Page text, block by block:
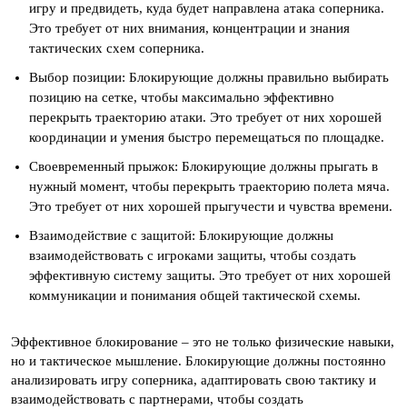
игру и предвидеть, куда будет направлена атака соперника.
Это требует от них внимания, концентрации и знания
тактических схем соперника.
Выбор позиции: Блокирующие должны правильно выбирать
позицию на сетке, чтобы максимально эффективно
перекрыть траекторию атаки. Это требует от них хорошей
координации и умения быстро перемещаться по площадке.
Своевременный прыжок: Блокирующие должны прыгать в
нужный момент, чтобы перекрыть траекторию полета мяча.
Это требует от них хорошей прыгучести и чувства времени.
Взаимодействие с защитой: Блокирующие должны
взаимодействовать с игроками защиты, чтобы создать
эффективную систему защиты. Это требует от них хорошей
коммуникации и понимания общей тактической схемы.
Эффективное блокирование – это не только физические навыки,
но и тактическое мышление. Блокирующие должны постоянно
анализировать игру соперника, адаптировать свою тактику и
взаимодействовать с партнерами, чтобы создать